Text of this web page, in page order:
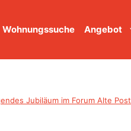
Wohnungssuche Angebot
Jubiläum im Forum Alte Post